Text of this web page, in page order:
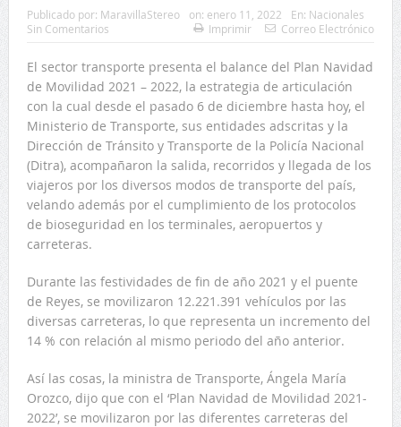
Publicado por: MaravillaStereo on: enero 11, 2022 En: Nacionales
Sin Comentarios
Imprimir Correo Electrónico
El sector transporte presenta el balance del Plan Navidad
de Movilidad 2021 – 2022, la estrategia de articulación
con la cual desde el pasado 6 de diciembre hasta hoy, el
Ministerio de Transporte, sus entidades adscritas y la
Dirección de Tránsito y Transporte de la Policía Nacional
(Ditra), acompañaron la salida, recorridos y llegada de los
viajeros por los diversos modos de transporte del país,
velando además por el cumplimiento de los protocolos
de bioseguridad en los terminales, aeropuertos y
carreteras.
Durante las festividades de fin de año 2021 y el puente
de Reyes, se movilizaron 12.221.391 vehículos por las
diversas carreteras, lo que representa un incremento del
14 % con relación al mismo periodo del año anterior.
Así las cosas, la ministra de Transporte, Ángela María
Orozco, dijo que con el ‘Plan Navidad de Movilidad 2021-
2022’, se movilizaron por las diferentes carreteras del